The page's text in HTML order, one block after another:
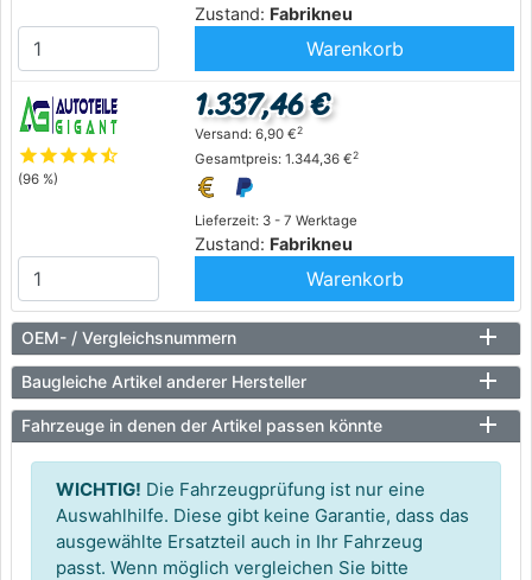
Zustand: Fabrikneu
Warenkorb
starstarstarstarstar_half
(96 %)
Lieferzeit: 3 - 7 Werktage
Zustand: Fabrikneu
1.337,46 €
Versand: 6,90 €2
Gesamtpreis: 1.344,36 €2
Warenkorb
OEM- / Vergleichsnummern
Baugleiche Artikel anderer Hersteller
Fahrzeuge in denen der Artikel passen könnte
WICHTIG! Die Fahrzeugprüfung ist nur eine
Auswahlhilfe. Diese gibt keine Garantie, dass das
ausgewählte Ersatzteil auch in Ihr Fahrzeug
passt. Wenn möglich vergleichen Sie bitte